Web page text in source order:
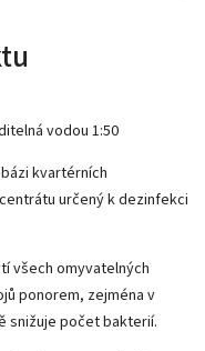
vodou 1:50
kvartérních
určený k dezinfekci
všech omyvatelných
ponorem, zejména v
snižuje počet bakterií.